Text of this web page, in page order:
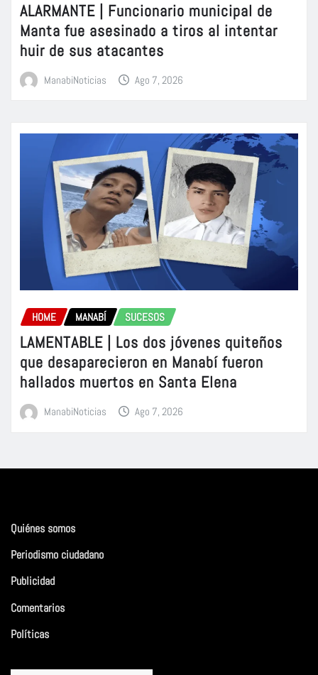
ALARMANTE | Funcionario municipal de
Manta fue asesinado a tiros al intentar
huir de sus atacantes
ManabiNoticias Ago 7, 2026
HOME MANABÍ SUCESOS
LAMENTABLE | Los dos jóvenes quiteños
que desaparecieron en Manabí fueron
hallados muertos en Santa Elena
ManabiNoticias Ago 7, 2026
Quiénes somos
Periodismo ciudadano
Publicidad
Comentarios
Políticas